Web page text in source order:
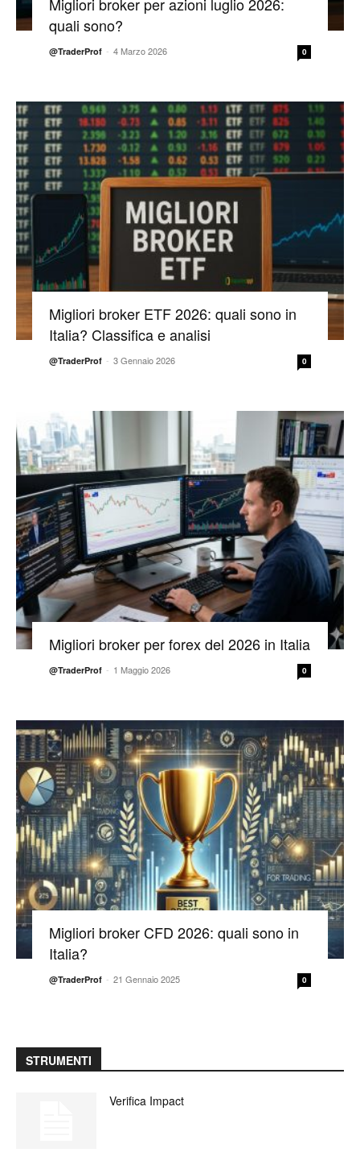
Migliori broker per azioni luglio 2026:
quali sono?
@TraderProf - 4 Marzo 2026 0
Migliori broker ETF 2026: quali sono in
Italia? Classifica e analisi
@TraderProf - 3 Gennaio 2026 0
Migliori broker per forex del 2026 in Italia
@TraderProf - 1 Maggio 2026 0
Migliori broker CFD 2026: quali sono in
Italia?
@TraderProf - 21 Gennaio 2025 0
STRUMENTI
Verifica Impact